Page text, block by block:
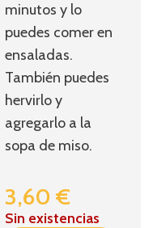
minutos y lo
puedes comer en
ensaladas.
También puedes
hervirlo y
agregarlo a la
sopa de miso.
3,60€
Sin existencias